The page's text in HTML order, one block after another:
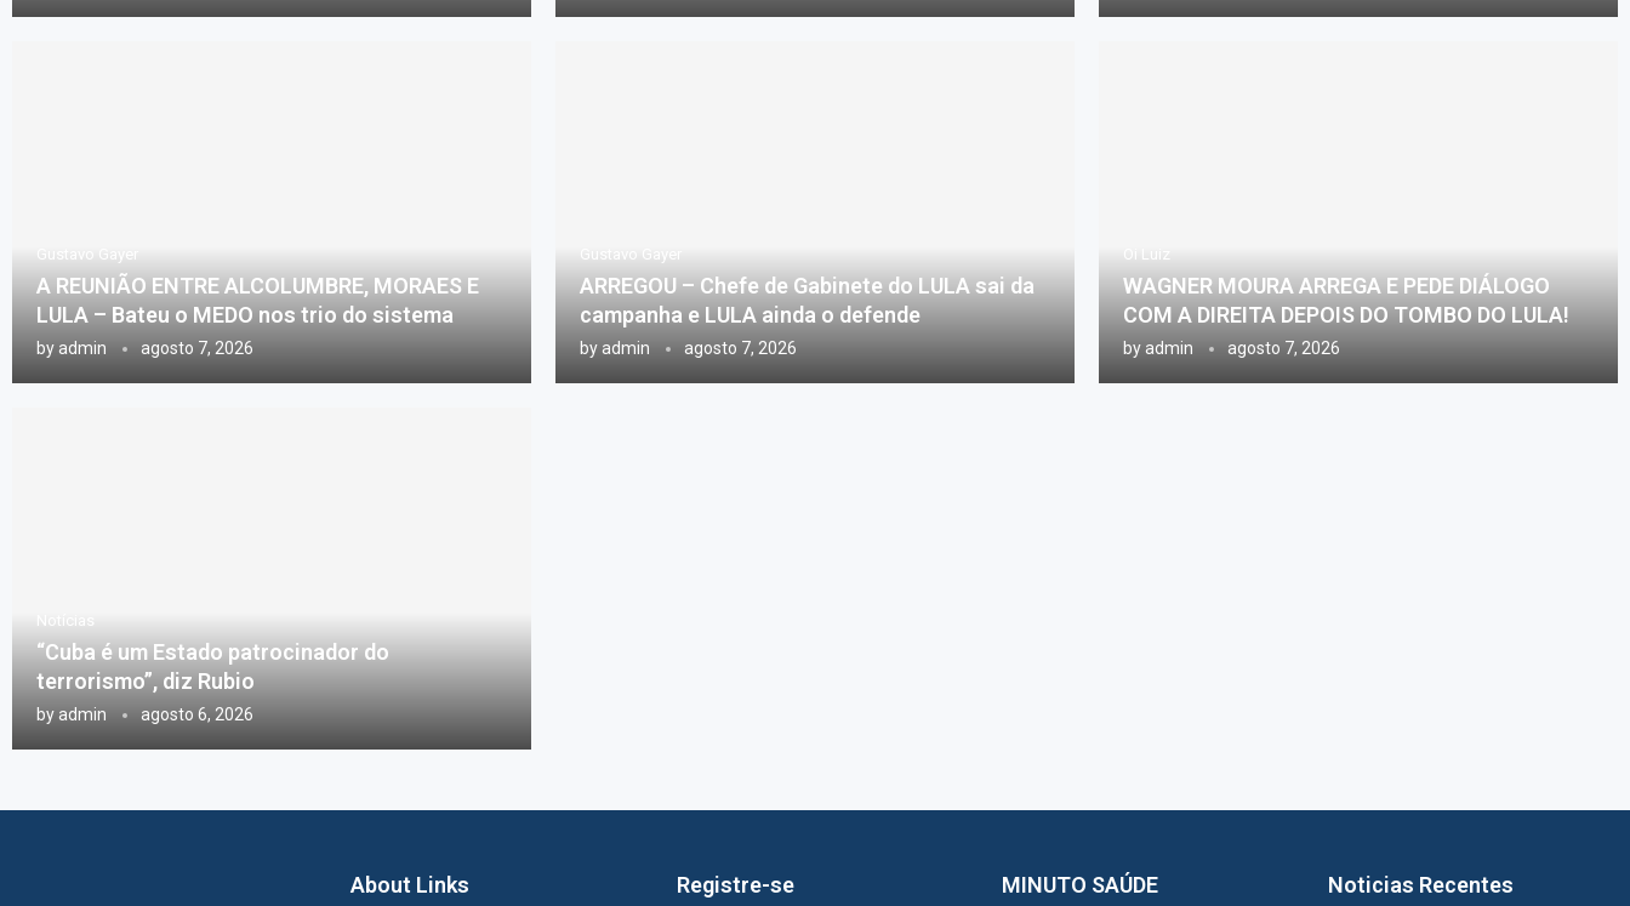
Gustavo Gayer
A REUNIÃO ENTRE ALCOLUMBRE, MORAES E
LULA – Bateu o MEDO nos trio do sistema
by admin agosto 7, 2026
Gustavo Gayer
ARREGOU – Chefe de Gabinete do LULA sai da
campanha e LULA ainda o defende
by admin agosto 7, 2026
Oi Luiz
WAGNER MOURA ARREGA E PEDE DIÁLOGO
COM A DIREITA DEPOIS DO TOMBO DO LULA!
by admin agosto 7, 2026
Notícias
“Cuba é um Estado patrocinador do
terrorismo”, diz Rubio
by admin agosto 6, 2026
About Links Registre-se MINUTO SAÚDE Noticias Recentes